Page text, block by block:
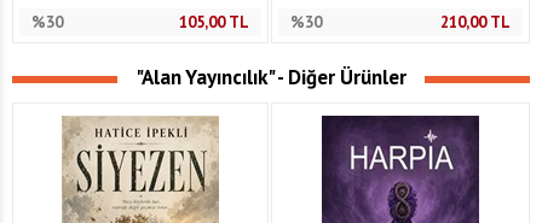
%30 105,00TL %30 210,00TL
"Alan Yayıncılık" - Diğer Ürünler